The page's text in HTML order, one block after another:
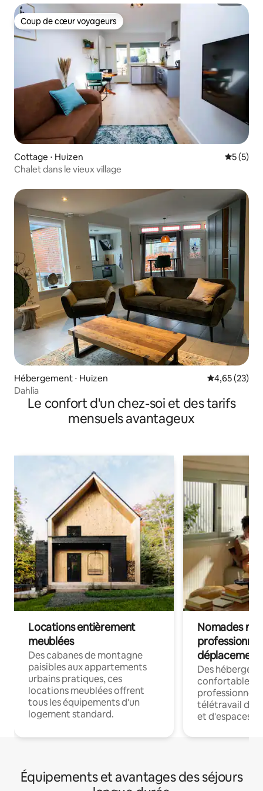
Coup de cœur voyageurs
Coup de cœur voyageurs
Cottage ⋅ Huizen
5 (5)
Chalet dans le vieux village
Hébergement ⋅ Huizen Évaluation
4,65 (23)
Dahlia
Le confort d'un chez-soi et des tarifs
mensuels avantageux
Locations entièrement
meublées
Des cabanes de montagne
paisibles aux appartements
urbains pratiques, ces
locations meublées offrent
tous les équipements d'un
logement standard.
Nomades
déplacement
Des
confortables
professionnels
télétravail
et d'espaces
Équipements et avantages des séjours